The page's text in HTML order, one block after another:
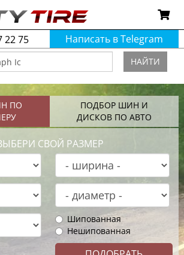
22 75 Написать в Telegram
НАЙТИ
ПО
ПОДБОР ШИН И
ДИСКОВ ПО АВТО
СВОЙ РАЗМЕР
Шипованная
Нешипованная